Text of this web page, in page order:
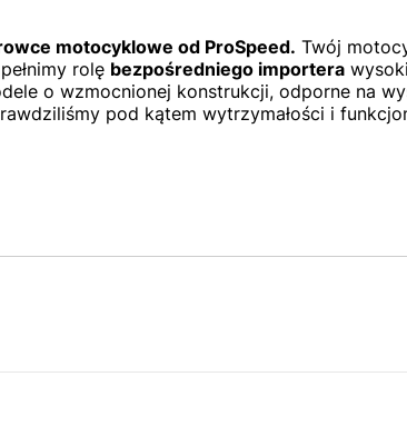
motocyklowe od ProSpeed. Twój
rolę bezpośredniego importera
o wzmocnionej konstrukcji, odporne na
pod kątem wytrzymałości i